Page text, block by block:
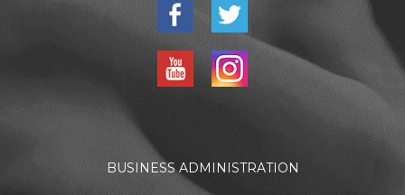
BUSINESS ADMINISTRATION